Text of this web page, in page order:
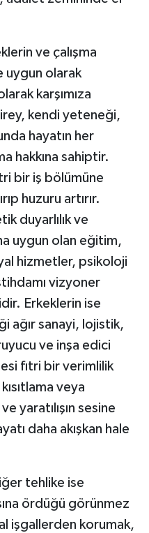
ve çalışma
uygun olarak
karşımıza
kendi yeteneği,
hayatın her
hakkına sahiptir.
bir iş bölümüne
huzuru artırır.
duyarlılık ve
uygun olan eğitim,
hizmetler, psikoloji
vizyoner
Erkeklerin ise
ağır sanayi, lojistik,
ve inşa edici
fıtri bir verimlilik
veya
yaratılışın sesine
daha akışkan hale
tehlike ise
ördüğü görünmez
işgallerden korumak,